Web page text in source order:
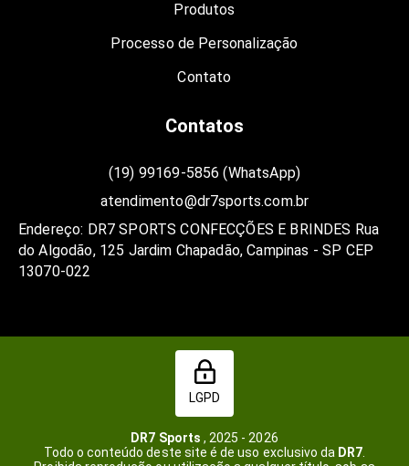
Produtos
Processo de Personalização
Contato
Contatos
(19) 99169-5856 (WhatsApp)
atendimento@dr7sports.com.br
Endereço: DR7 SPORTS CONFECÇÕES E BRINDES Rua
do Algodão, 125 Jardim Chapadão, Campinas - SP CEP
13070-022
LGPD
DR7 Sports , 2025 - 2026
Todo o conteúdo deste site é de uso exclusivo da DR7